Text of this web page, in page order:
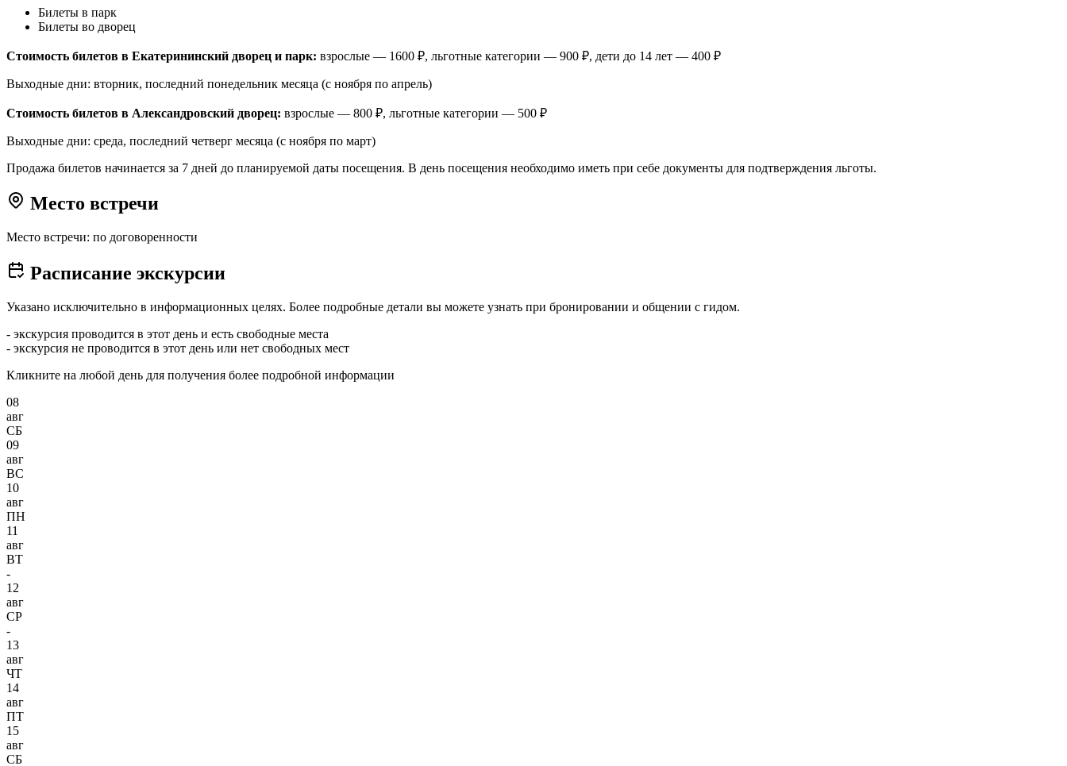
Билеты в парк
Билеты во дворец
Стоимость билетов в Екатерининский дворец и парк: взрослые — 1600 ₽, льготные категории — 900 ₽, дети до 14 лет — 400 ₽
Выходные дни: вторник, последний понедельник месяца (с ноября по апрель)
Стоимость билетов в Александровский дворец: взрослые — 800 ₽, льготные категории — 500 ₽
Выходные дни: среда, последний четверг месяца (с ноября по март)
Продажа билетов начинается за 7 дней до планируемой даты посещения. В день посещения необходимо иметь при себе документы для подтверждения льготы.
Место встречи
Место встречи: по договоренности
Расписание экскурсии
Указано исключительно в информационных целях. Более подробные детали вы можете узнать при бронировании и общении с гидом.
- экскурсия проводится в этот день и есть свободные места
- экскурсия не проводится в этот день или нет свободных мест
Кликните на любой день для получения более подробной информации
08
авг
СБ
09
авг
ВС
10
авг
ПН
11
авг
ВТ
-
12
авг
СР
-
13
авг
ЧТ
14
авг
ПТ
15
авг
СБ